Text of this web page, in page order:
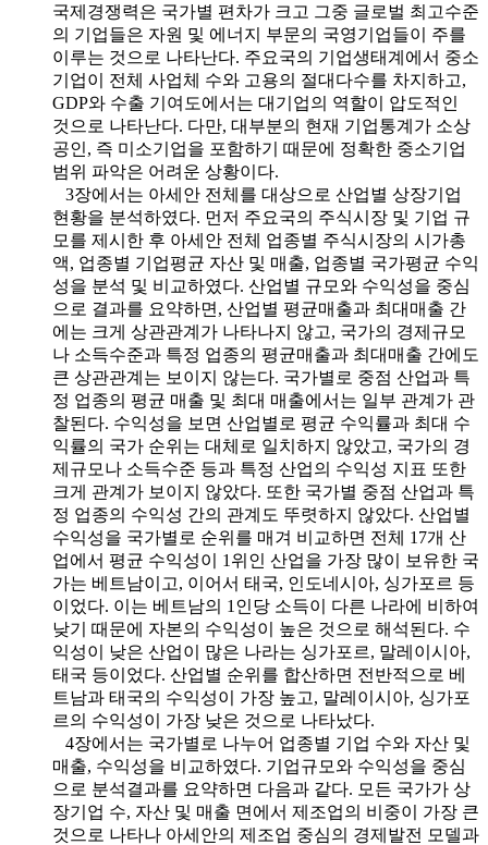
국제경쟁력은 국가별 편차가 크고 그중 글로벌 최고수준
의 기업들은 자원 및 에너지 부문의 국영기업들이 주를
이루는 것으로 나타난다. 주요국의 기업생태계에서 중소
기업이 전체 사업체 수와 고용의 절대다수를 차지하고,
GDP와 수출 기여도에서는 대기업의 역할이 압도적인
것으로 나타난다. 다만, 대부분의 현재 기업통계가 소상
공인, 즉 미소기업을 포함하기 때문에 정확한 중소기업
범위 파악은 어려운 상황이다.
3장에서는 아세안 전체를 대상으로 산업별 상장기업
현황을 분석하였다. 먼저 주요국의 주식시장 및 기업 규
모를 제시한 후 아세안 전체 업종별 주식시장의 시가총
액, 업종별 기업평균 자산 및 매출, 업종별 국가평균 수익
성을 분석 및 비교하였다. 산업별 규모와 수익성을 중심
으로 결과를 요약하면, 산업별 평균매출과 최대매출 간
에는 크게 상관관계가 나타나지 않고, 국가의 경제규모
나 소득수준과 특정 업종의 평균매출과 최대매출 간에도
큰 상관관계는 보이지 않는다. 국가별로 중점 산업과 특
정 업종의 평균 매출 및 최대 매출에서는 일부 관계가 관
찰된다. 수익성을 보면 산업별로 평균 수익률과 최대 수
익률의 국가 순위는 대체로 일치하지 않았고, 국가의 경
제규모나 소득수준 등과 특정 산업의 수익성 지표 또한
크게 관계가 보이지 않았다. 또한 국가별 중점 산업과 특
정 업종의 수익성 간의 관계도 뚜렷하지 않았다. 산업별
수익성을 국가별로 순위를 매겨 비교하면 전체 17개 산
업에서 평균 수익성이 1위인 산업을 가장 많이 보유한 국
가는 베트남이고, 이어서 태국, 인도네시아, 싱가포르 등
이었다. 이는 베트남의 1인당 소득이 다른 나라에 비하여
낮기 때문에 자본의 수익성이 높은 것으로 해석된다. 수
익성이 낮은 산업이 많은 나라는 싱가포르, 말레이시아,
태국 등이었다. 산업별 순위를 합산하면 전반적으로 베
트남과 태국의 수익성이 가장 높고, 말레이시아, 싱가포
르의 수익성이 가장 낮은 것으로 나타났다.
4장에서는 국가별로 나누어 업종별 기업 수와 자산 및
매출, 수익성을 비교하였다. 기업규모와 수익성을 중심
으로 분석결과를 요약하면 다음과 같다. 모든 국가가 상
장기업 수, 자산 및 매출 면에서 제조업의 비중이 가장 큰
것으로 나타나 아세안의 제조업 중심의 경제발전 모델과